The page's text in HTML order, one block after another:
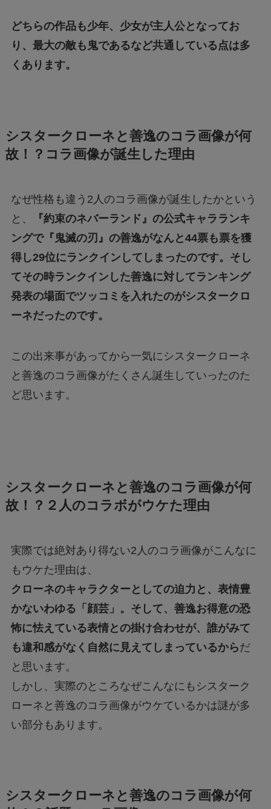
どちらの作品も少年、少女が主人公となってお
り、最大の敵も鬼であるなど共通している点は多
くあります。
シスタークローネと善逸のコラ画像が何
故！？コラ画像が誕生した理由
なぜ性格も違う2人のコラ画像が誕生したかという
と、
『約束のネバーランド』の公式キャラランキ
ングで『鬼滅の刃』の善逸がなんと44票も票を獲
得し29位にランクインしてしまったのです。そし
てその時ランクインした善逸に対してランキング
発表の場面でツッコミを入れたのがシスタークロ
ーネだったのです。
この出来事があってから一気にシスタークローネ
と善逸のコラ画像がたくさん誕生していったのた
ど思います。
シスタークローネと善逸のコラ画像が何
故！？２人のコラボがウケた理由
実際では絶対あり得ない2人のコラ画像がこんなに
もウケた理由は、
クローネのキャラクターとしての迫力と、表情豊
かないわゆる「顔芸」。そして、善逸お得意の恐
怖に怯えている表情との掛け合わせが、誰がみて
も違和感がなく自然に見えてしまっているからだ
と思います。
しかし、実際のところなぜこんなにもシスターク
ローネと善逸のコラ画像がウケているかは謎が多
い部分もあります。
シスタークローネと善逸のコラ画像が何